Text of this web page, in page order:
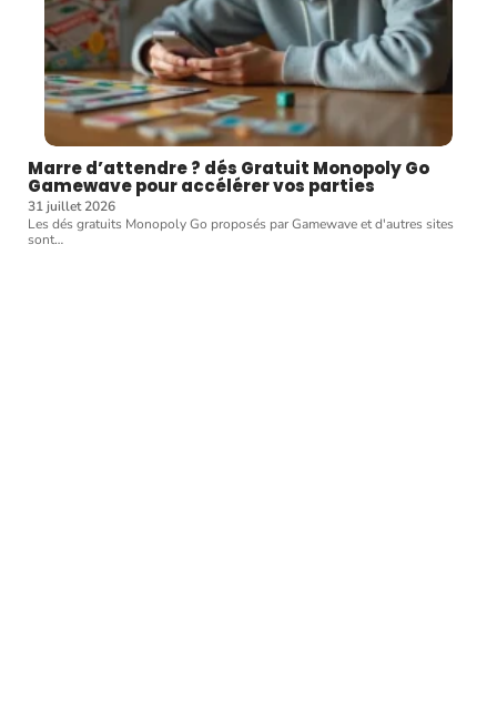
Marre d’attendre ? dés Gratuit Monopoly Go
Gamewave pour accélérer vos parties
31 juillet 2026
Les dés gratuits Monopoly Go proposés par Gamewave et d'autres sites
sont…